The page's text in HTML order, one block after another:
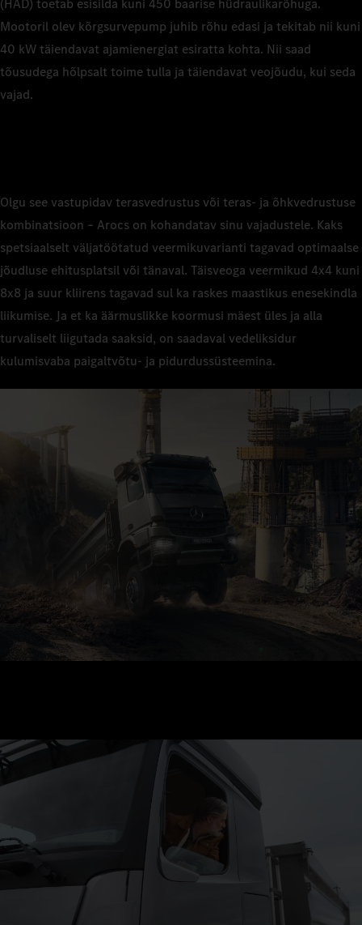
(HAD) toetab esisilda kuni 450 baarise hüdraulikarõhuga.
Mootoril olev kõrgsurvepump juhib rõhu edasi ja tekitab nii kuni
40 kW täiendavat ajamienergiat esiratta kohta. Nii saad
tõusudega hõlpsalt toime tulla ja täiendavat veojõudu, kui seda
vajad.
Olgu see vastupidav terasvedrustus või teras- ja õhkvedrustuse
kombinatsioon – Arocs on kohandatav sinu vajadustele. Kaks
spetsiaalselt väljatöötatud veermikuvarianti tagavad optimaalse
jõudluse ehitusplatsil või tänaval. Täisveoga veermikud 4x4 kuni
8x8 ja suur kliirens tagavad sul ka raskes maastikus enesekindla
liikumise. Ja et ka äärmuslikke koormusi mäest üles ja alla
turvaliselt liigutada saaksid, on saadaval vedeliksidur
kulumisvaba paigaltvõtu- ja pidurdussüsteemina.